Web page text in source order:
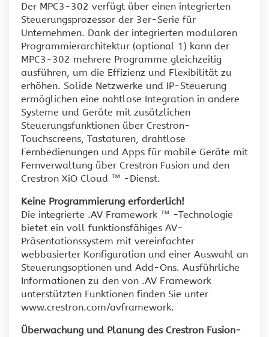
Der MPC3-302 verfügt über einen integrierten
Steuerungsprozessor der 3er-Serie für
Unternehmen. Dank der integrierten modularen
Programmierarchitektur (optional 1) kann der
MPC3-302 mehrere Programme gleichzeitig
ausführen, um die Effizienz und Flexibilität zu
erhöhen. Solide Netzwerke und IP-Steuerung
ermöglichen eine nahtlose Integration in andere
Systeme und Geräte mit zusätzlichen
Steuerungsfunktionen über Crestron-
Touchscreens, Tastaturen, drahtlose
Fernbedienungen und Apps für mobile Geräte mit
Fernverwaltung über Crestron Fusion und den
Crestron XiO Cloud ™ -Dienst.
Keine Programmierung erforderlich!
Die integrierte .AV Framework ™ -Technologie
bietet ein voll funktionsfähiges AV-
Präsentationssystem mit vereinfachter
webbasierter Konfiguration und einer Auswahl an
Steuerungsoptionen und Add-Ons. Ausführliche
Informationen zu den von .AV Framework
unterstützten Funktionen finden Sie unter
www.crestron.com/avframework.
Überwachung und Planung des Crestron Fusion-